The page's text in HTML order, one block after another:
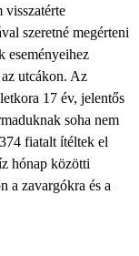
visszatérte
szeretné megérteni
eseményeihez
utcákon. Az
17 év, jelentős
soha nem
fiatalt ítéltek el
hónap közötti
a zavargókra és a